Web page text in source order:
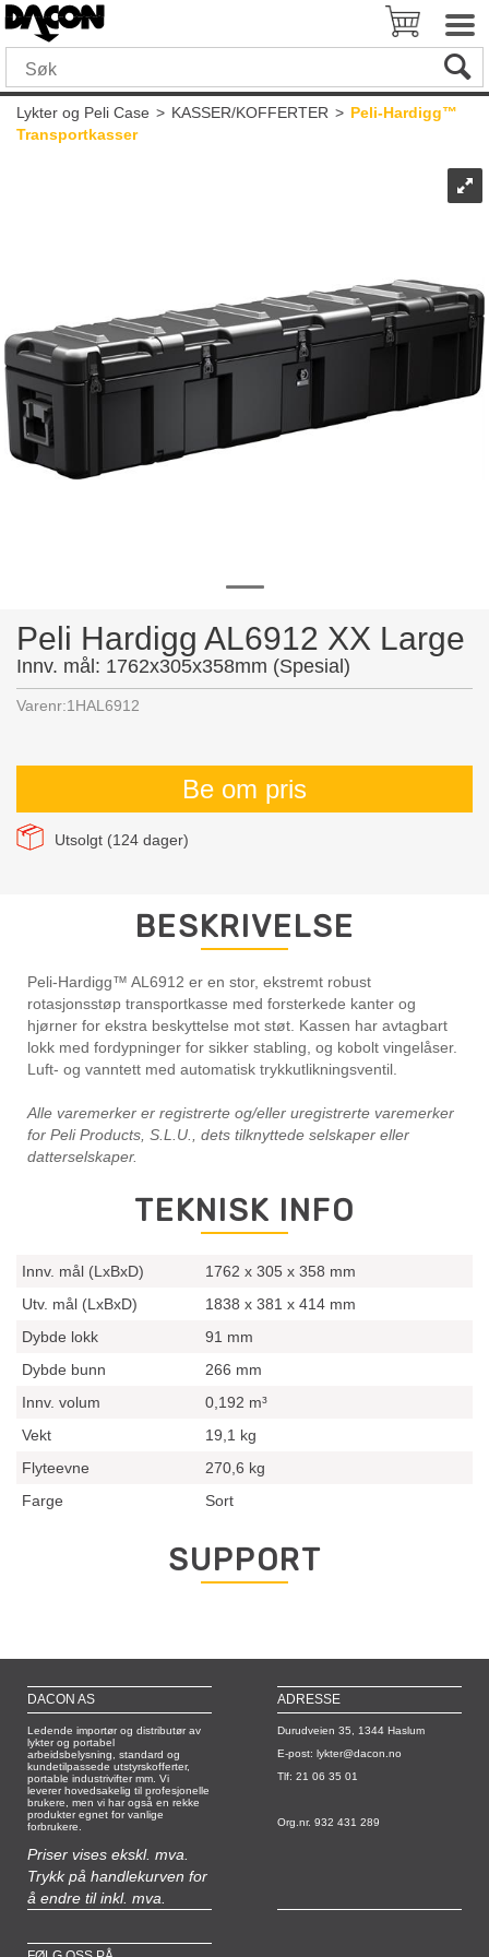
Lykter og Peli Case>KASSER/KOFFERTER>Peli-Hardigg™
Transportkasser
Peli Hardigg AL6912 XX Large
Innv. mål: 1762x305x358mm (Spesial)
Varenr:1HAL6912
Be om pris
Utsolgt (124 dager)
BESKRIVELSE
Peli-Hardigg™ AL6912 er en stor, ekstremt robust
rotasjonsstøp transportkasse med forsterkede kanter og
hjørner for ekstra beskyttelse mot støt. Kassen har avtagbart
lokk med fordypninger for sikker stabling, og kobolt vingelåser.
Luft- og vanntett med automatisk trykkutlikningsventil.
Alle varemerker er registrerte og/eller uregistrerte varemerker
for Peli Products, S.L.U., dets tilknyttede selskaper eller
datterselskaper.
TEKNISK INFO
Innv. mål (LxBxD)
1762 x 305 x 358 mm
Utv. mål (LxBxD)
1838 x 381 x 414 mm
Dybde lokk
91 mm
Dybde bunn
266 mm
Innv. volum
0,192 m³
Vekt
19,1 kg
Flyteevne
270,6 kg
Farge
Sort
SUPPORT
DACON AS
Ledende importør og distributør av
lykter og portabel
arbeidsbelysning, standard og
kundetilpassede utstyrskofferter,
portable industrivifter mm. Vi
leverer hovedsakelig til profesjonelle
brukere, men vi har også en rekke
produkter egnet for vanlige
forbrukere.
Priser vises ekskl. mva.
Trykk på handlekurven for
å endre til inkl. mva.
ADRESSE
Durudveien 35, 1344 Haslum
E-post: lykter@dacon.no
Tlf: 21 06 35 01
Org.nr. 932 431 289